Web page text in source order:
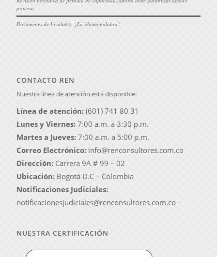
proceso
Dictámenes de Invalidez: ¿La última palabra?
CONTACTO REN
Nuestra línea de atención está disponible:
Línea de atención: (601) 741 80 31
Lunes y Viernes: 7:00 a.m. a 3:30 p.m.
Martes a Jueves: 7:00 a.m. a 5:00 p.m.
Correo Electrónico: info@renconsultores.com.co
Dirección: Carrera 9A # 99 – 02
Ubicación: Bogotá D.C – Colombia
Notificaciones Judiciales:
notificacionesjudiciales@renconsultores.com.co
NUESTRA CERTIFICACIÓN